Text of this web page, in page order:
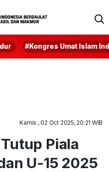
#Kongres Umat Islam
Kamis , 02 Oct 2025, 20:21 WIB
Piala
U-15 2025